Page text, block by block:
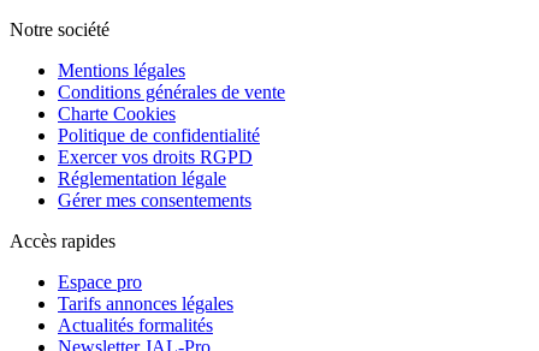
Notre société
Mentions légales
Conditions générales de vente
Charte Cookies
Politique de confidentialité
Exercer vos droits RGPD
Réglementation légale
Gérer mes consentements
Accès rapides
Espace pro
Tarifs annonces légales
Actualités formalités
Newsletter JAL-Pro